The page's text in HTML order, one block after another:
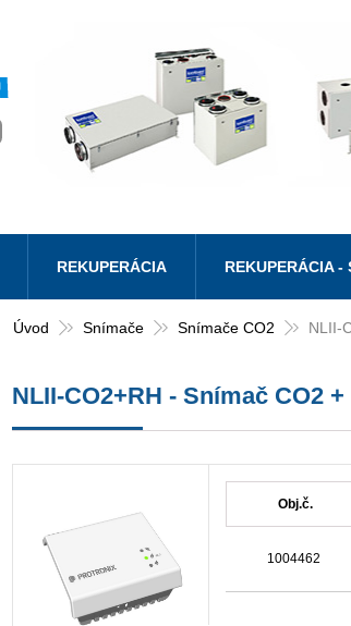
Úvod Snímače Snímače CO2 NLII-
NLII-CO2+RH - Snímač CO2 +
Obj.č.
1004462
REKUPERÁCIA REKUPERÁCIA -